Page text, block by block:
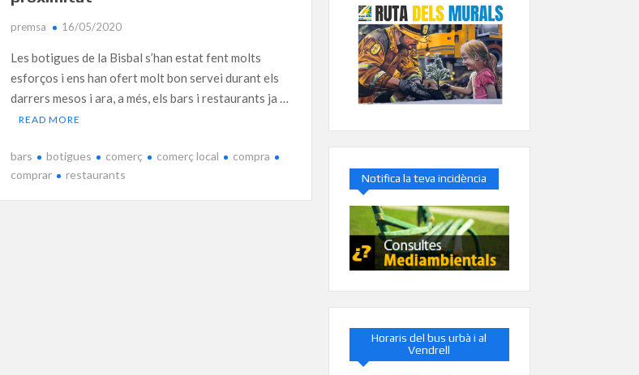
premsa 16/05/2020
Les botigues de la Bisbal s’han estat fent molts
esforços i ens han ofert molt bon servei durant els
darrers mesos i ara, a més, els bars i restaurants ja …
READ MORE
bars botigues comerç comerç local
compra
comprar
restaurants Notifica la teva incidència
Horaris del bus urbà i al
Vendrell